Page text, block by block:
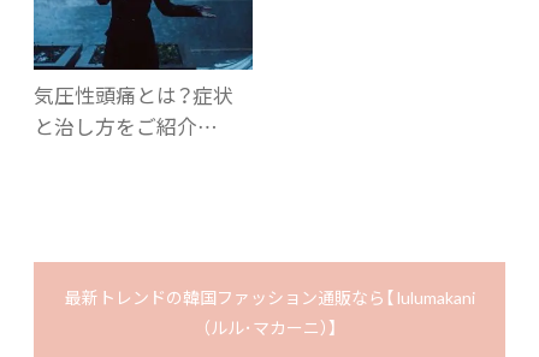
気圧性頭痛とは？症状
と治し方をご紹介…
最新トレンドの韓国ファッション通販なら【 lulumakani
（ルル･マカーニ）】